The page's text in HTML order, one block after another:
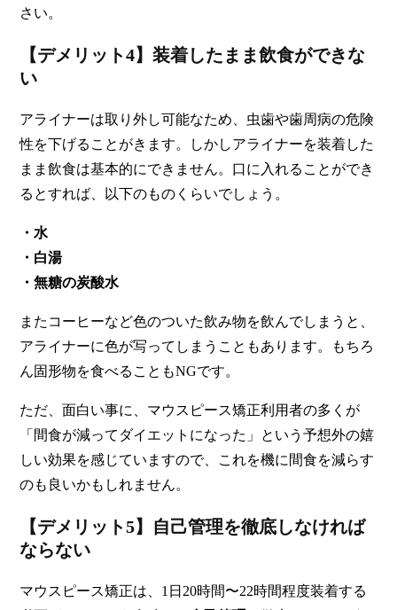
さい。
【デメリット4】装着したまま飲食ができな
い
アライナーは取り外し可能なため、虫歯や歯周病の危険
性を下げることがきます。
しかしアライナーを装着した
まま飲食は基本的にできません。口に入れることができ
るとすれば、以下のものくらいでしょう。
・水
・白湯
・無糖の炭酸水
またコーヒーなど色のついた飲み物を飲んでしまうと、
アライナーに色が写ってしまうこともあります。
もちろ
ん固形物を食べることもNGです。
ただ、面白い事に、マウスピース矯正利用者の多くが
「間食が減ってダイエットになった」という予想外の嬉
しい効果を感じていますので、これを機に間食を減らす
のも良いかもしれません。
【デメリット5】自己管理を徹底しなければ
ならない
マウスピース矯正は、1日20時間〜22時間程度装着する